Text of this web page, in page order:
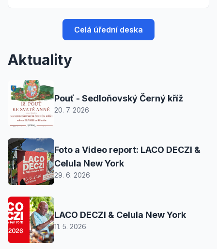
Celá úřední deska
Aktuality
Pouť - Sedloňovský Černý kříž
20. 7. 2026
Foto a Video report: LACO DECZI &
Celula New York
29. 6. 2026
LACO DECZI & Celula New York
11. 5. 2026